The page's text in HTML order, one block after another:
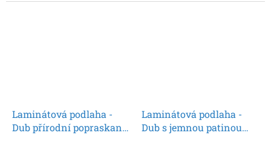
Laminátová podlaha -
Dub přírodní popraskaný
Laminátová podlaha -
Dub s jemnou patinou